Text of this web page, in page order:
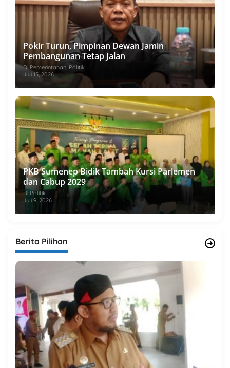
Pokir Turun, Pimpinan Dewan Jamin
Pembangunan Tetap Jalan
Di Pemerintahan, Politik
Juli 15, 2026
PKB Sumenep Bidik Tambah Kursi Parlemen
dan Cabup 2029
Di Politik
Juli 9, 2026
Berita Pilihan